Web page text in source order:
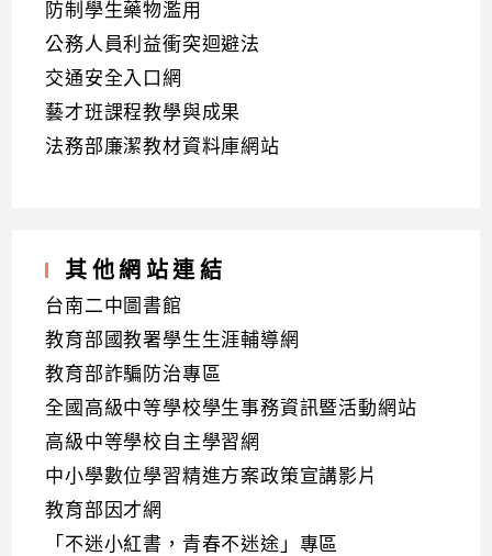
防制學生藥物濫用
公務人員利益衝突迴避法
交通安全入口網
藝才班課程教學與成果
法務部廉潔教材資料庫網站
其他網站連結
台南二中圖書館
教育部國教署學生生涯輔導網
教育部詐騙防治專區
全國高級中等學校學生事務資訊暨活動網站
高級中等學校自主學習網
中小學數位學習精進方案政策宣講影片
教育部因才網
「不迷小紅書，青春不迷途」專區